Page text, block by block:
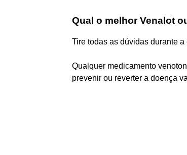
Qual o melhor Venalot
Tire todas as dúvidas durante
Qualquer medicamento
prevenir ou reverter a doença